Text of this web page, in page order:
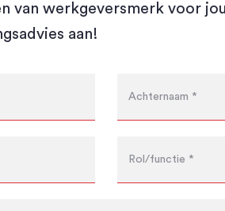
van werkgeversmerk voor
aan!